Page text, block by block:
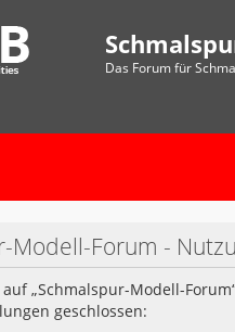
Das Forum für
Modell-Forum -
„Schmalspur-Modell-
geschlossen: